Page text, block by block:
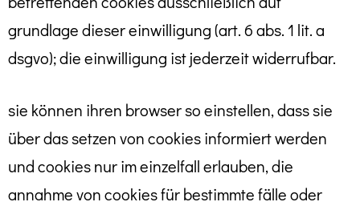
grundlage dieser einwilligung (art. 6 abs. 1 lit. a
dsgvo); die einwilligung ist jederzeit widerrufbar.
sie können ihren browser so einstellen, dass sie
über das setzen von cookies informiert werden
und cookies nur im einzelfall erlauben, die
annahme von cookies für bestimmte fälle oder